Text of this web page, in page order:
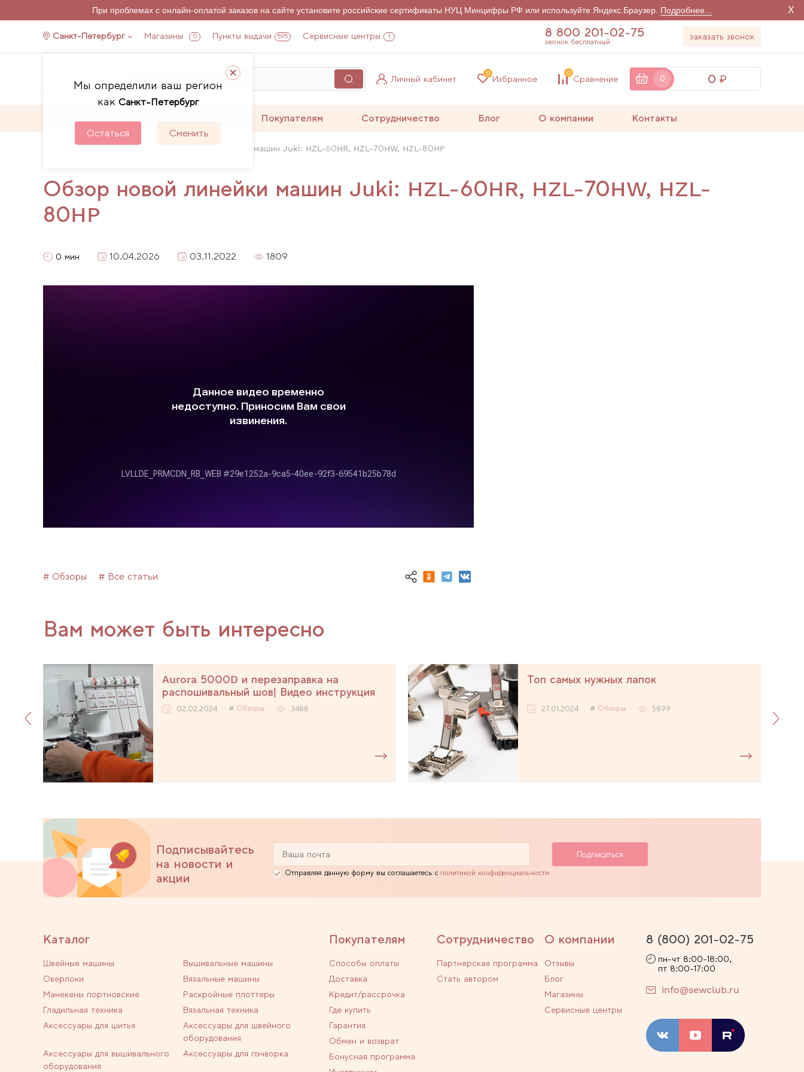
При проблемах с онлайн-оплатой заказов на сайте установите российские сертификаты НУЦ Минцифры РФ или используйте Яндекс.Браузер. Подробнее... X
Санкт-Петербург Магазины 0 Пункты выдачи 595 Сервисные центры 1
Мы определили ваш регион
как Санкт-Петербург
Остаться Сменить
8 800 201-02-75
звонок бесплатный
заказать звонок
Личный кабинет Избранное
0
Сравнение
0
0 0
Покупателям Сотрудничество Блог О компании Контакты
Блог Обзоры Обзор новой линейки машин Juki: HZL-60HR, HZL-70HW, HZL-80HP
Обзор новой линейки машин Juki: HZL-60HR, HZL-70HW, HZL-
80HP
0 мин 10.04.2026 03.11.2022 1809
# Обзоры # Все статьи
Вам может быть интересно
Aurora 5000D и перезаправка на
распошивальный шов| Видео инструкция
02.02.2024 Обзоры 3488
Топ самых нужных лапок
27.01.2024 Обзоры 5899
Подписывайтесь
на новости и
акции
Отправляя данную форму вы соглашаетесь с политикой конфиденциальности
Каталог
Швейные машины
Вышивальные машины
Оверлоки
Вязальные машины
Манекены портновские
Раскройные плоттеры
Гладильная техника
Вязальная техника
Аксессуары для шитья
Аксессуары для швейного
оборудования
Аксессуары для вышивального
оборудования
Аксессуары для пэчворка
Покупателям
Способы оплаты
Доставка
Кредит/рассрочка
Где купить
Гарантия
Обмен и возврат
Бонусная программа
Сотрудничество
Партнерская программа
Стать автором
О компании
Отзывы
Блог
Магазины
Сервисные центры
8 (800) 201-02-75
пн-чт 8:00-18:00,
пт 8:00-17:00
info@sewclub.ru